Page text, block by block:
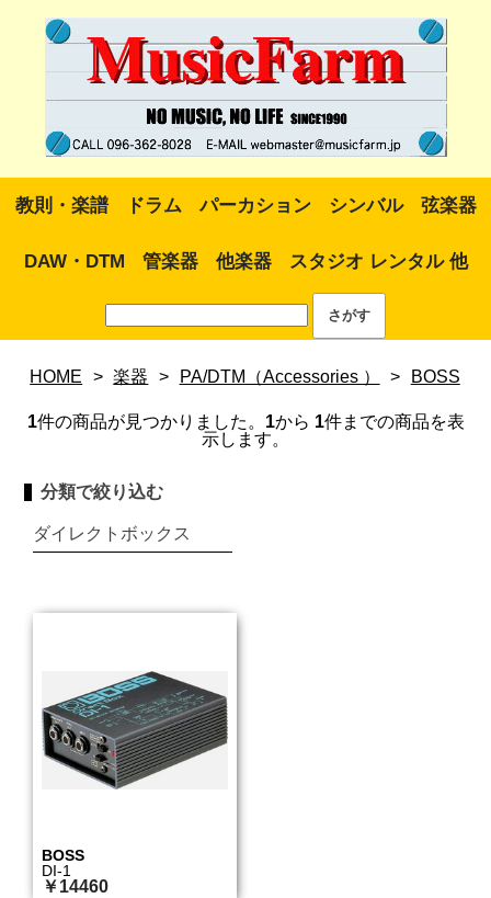
教則・楽譜 ドラム パーカション シンバル 弦楽器
DAW・DTM 管楽器 他楽器 スタジオ レンタル 他
HOME > 楽器 > PA/DTM（Accessories ） > BOSS
1件の商品が見つかりました。 1から 1件までの商品を表
示します。
分類で絞り込む
ダイレクトボックス
BOSS
DI-1
￥14460